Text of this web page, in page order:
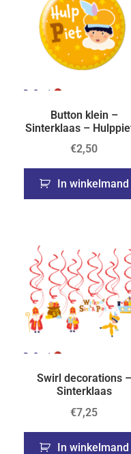
Button klein –
Sinterklaas –
€2,50
In winkelmand
Swirl decorations –
Sinterklaas
€7,25
In winkelmand